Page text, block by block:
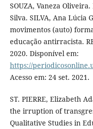
SOUZA, Vaneza
Silva. SILVA, Ana Lúcia
movimentos (auto)
educação antirracista.
2020. Disponível em:
https://
Acesso em: 24 set. 2021.
ST. PIERRE, Elizabeth
the irruption of
Qualitative Studies in